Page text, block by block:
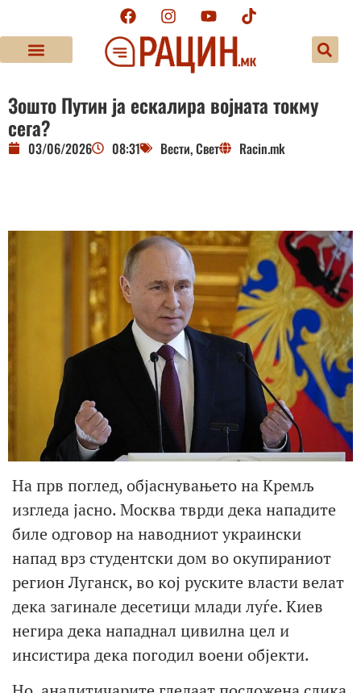
Зошто Путин ја ескалира војната токму
сега?
03/06/2026 08:31 Вести,Свет Racin.mk
На прв поглед, објаснувањето на Кремљ
изгледа јасно. Москва тврди дека нападите
биле одговор на наводниот украински
напад врз студентски дом во окупираниот
регион Луганск, во кој руските власти велат
дека загинале десетици млади луѓе. Киев
негира дека нападнал цивилна цел и
инсистира дека погодил воени објекти.